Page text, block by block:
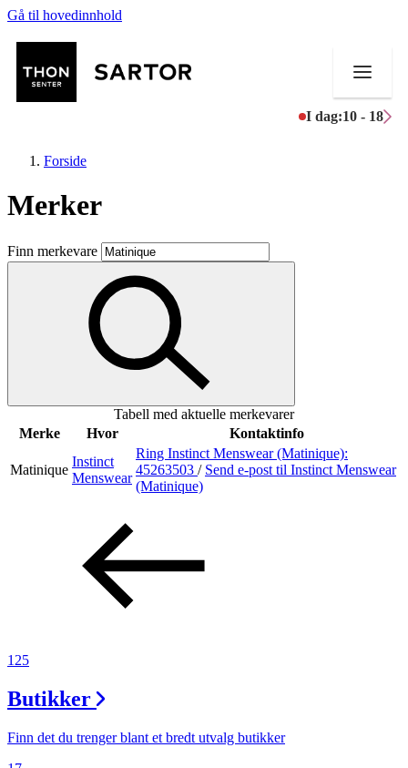
Gå til hovedinnhold
I dag:10 - 18
Butikker
Mat og drikke
Aktiviteter
Inspirasjon
Åpningstider
Forside
Merker
Finn merkevare
Tabell med aktuelle merkevarer
Merke
Hvor Kontaktinfo
Matinique
Instinct
Menswear
Ring Instinct Menswear (Matinique):
45263503 / Send e-post til Instinct Menswear
(Matinique)
125
Butikker
Finn det du trenger blant et bredt utvalg butikker